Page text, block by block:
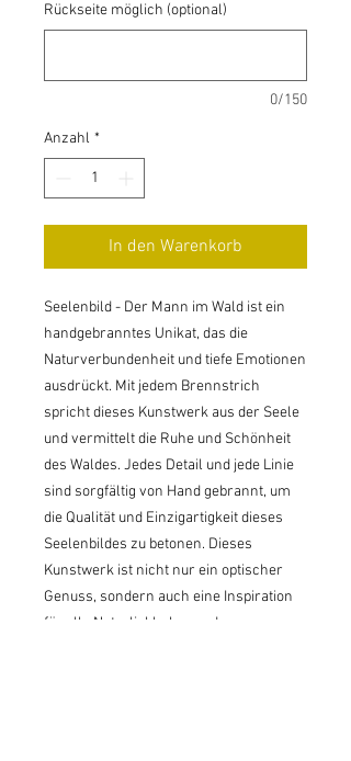
Rückseite möglich (optional)
0/150
Anzahl *
In den Warenkorb
Seelenbild - Der Mann im Wald ist ein
handgebranntes Unikat, das die
Naturverbundenheit und tiefe Emotionen
ausdrückt. Mit jedem Brennstrich
spricht dieses Kunstwerk aus der Seele
und vermittelt die Ruhe und Schönheit
des Waldes. Jedes Detail und jede Linie
sind sorgfältig von Hand gebrannt, um
die Qualität und Einzigartigkeit dieses
Seelenbildes zu betonen. Dieses
Kunstwerk ist nicht nur ein optischer
Genuss, sondern auch eine Inspiration
für alle Naturliebhaber und